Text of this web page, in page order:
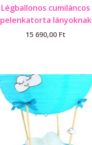
Légballonos cumiláncos
pelenkatorta lányoknak
15 690,00 Ft